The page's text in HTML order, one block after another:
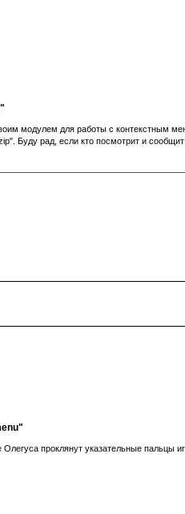
модулем для работы с контекстным
Буду рад, если кто посмотрит и
проклянут указательные пальцы